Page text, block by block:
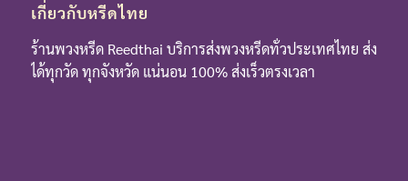
เกี่ยวกับหรีดไทย
ร้านพวงหรีด Reedthai บริการส่งพวงหรีดทั่วประเทศไทย ส่ง
ได้ทุกวัด ทุกจังหวัด แน่นอน 100% ส่งเร็วตรงเวลา